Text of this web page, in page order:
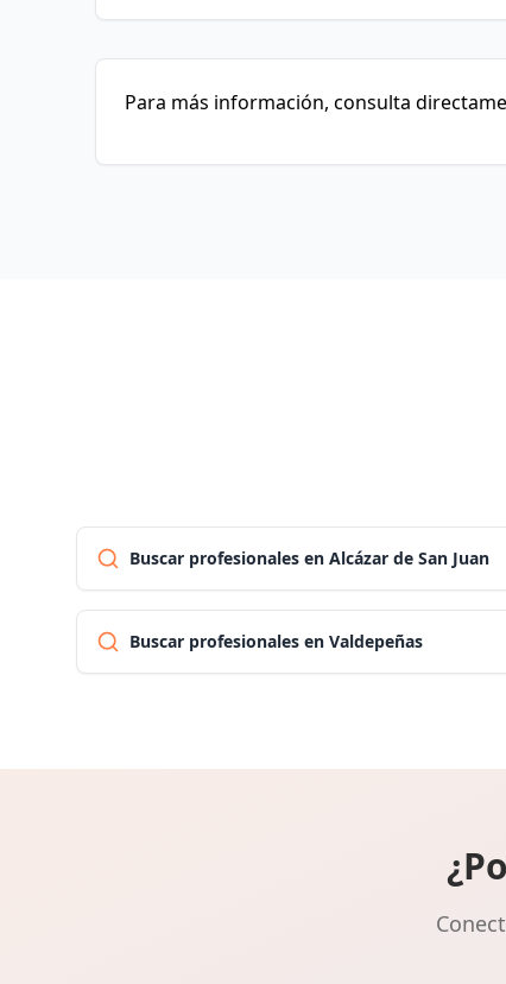
Para más información, consulta
Buscar profesionales en Alcázar de San Juan
Buscar profesionales en Valdepeñas